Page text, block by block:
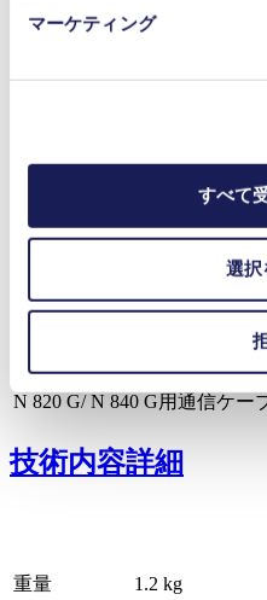
マーケティング
すべて
選択
ZIP (7 MB) - カタログ - 英語
アクセサリー
N 920 G用通信ケーブル, 5m
N 820 G/ N 840 G用通信ケー
技術内容詳細
重量 1.2 kg